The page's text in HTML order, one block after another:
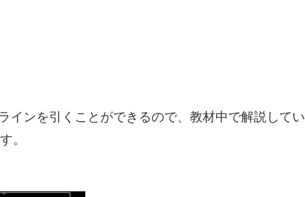
インを引くことができるので、教材中で解説してい
。